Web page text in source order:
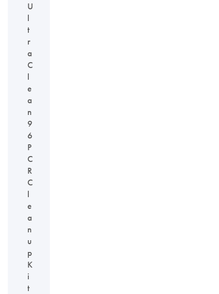
U
l
t
r
a
C
l
e
a
n
9
6
P
C
R
C
l
e
a
n
u
p
K
i
t